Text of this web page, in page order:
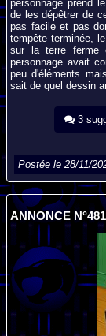
personnage prend
de les dépêtrer de
pas facile et pas
tempête terminée,
sur la terre ferme
personnage avait
peu d'éléments
sait de quel dessin
3
Postée le 28/11/
ANNONCE